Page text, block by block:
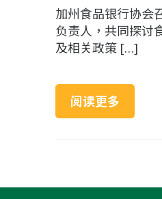
加州食品银行协会
负责人，共同探讨
及相关政策 […]
阅读更多